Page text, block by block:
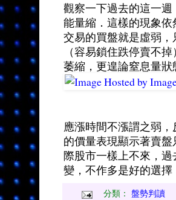
觀察一下過去的這一
能量縮．這樣的現象
交易的買盤就是虛弱
（容易鎖住跌停賣不
萎縮，更遑論窒息量
應漲時間不漲謂之弱
的價量表現顯示著賣
際股市一樣上不來，
變，不作多是好的選擇
分類： 盤勢判讀